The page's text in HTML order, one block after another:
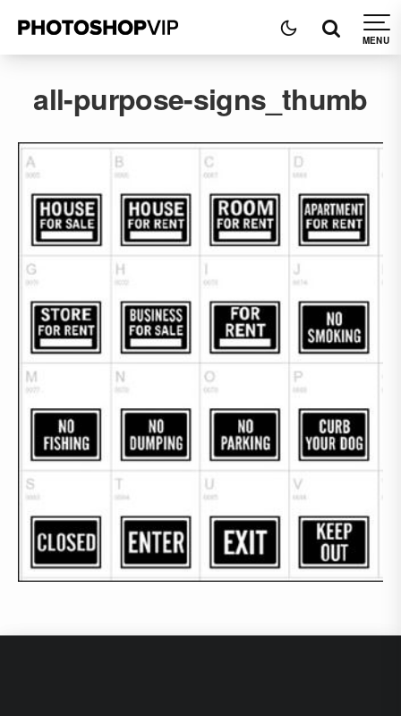
all-purpose-signs_thumb